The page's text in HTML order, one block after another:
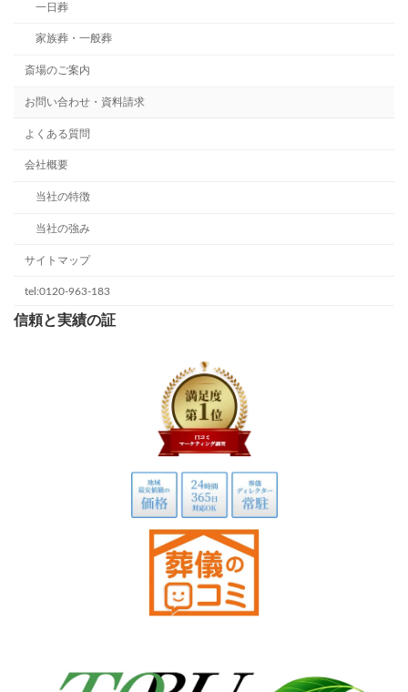
一日葬
家族葬・一般葬
斎場のご案内
お問い合わせ・資料請求
よくある質問
会社概要
当社の特徴
当社の強み
サイトマップ
tel:0120-963-183
信頼と実績の証